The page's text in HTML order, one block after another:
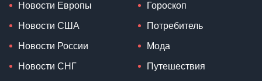
Новости Европы
Новости США
Новости России
Новости СНГ
Гороскоп
Потребитель
Мода
Путешествия